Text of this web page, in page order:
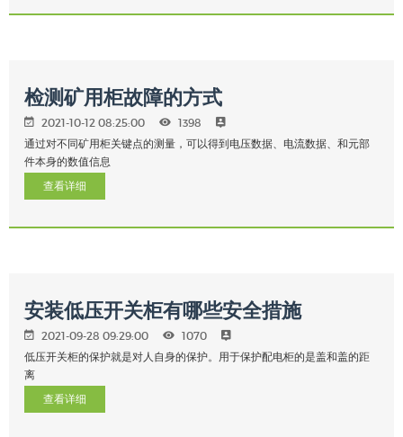
检测矿用柜故障的方式
2021-10-12 08:25:00 1398
通过对不同矿用柜关键点的测量，可以得到电压数据、电流数据、和元部
件本身的数值信息
查看详细
安装低压开关柜有哪些安全措施
2021-09-28 09:29:00 1070
低压开关柜的保护就是对人自身的保护。用于保护配电柜的是盖和盖的距
离
查看详细